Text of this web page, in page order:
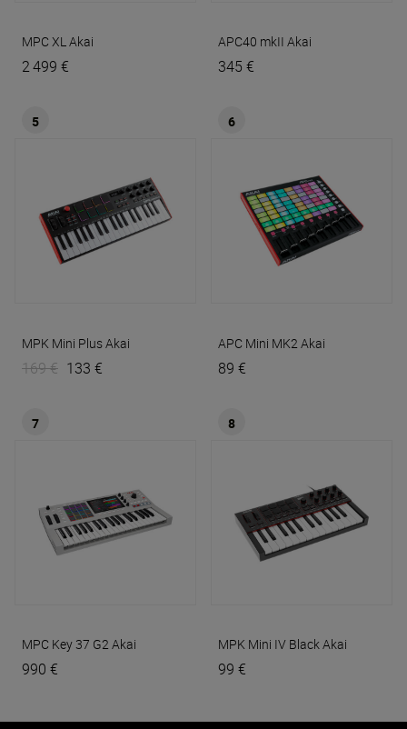
MPC XLAkai
2 499 €
APC40 mkII Akai
345 €
5
MPK Mini PlusAkai
169 € 133 €
6
APC Mini MK2 Akai
89 €
7
MPC Key 37 G2 Akai
990 €
8
MPK Mini IV BlackAkai
99 €